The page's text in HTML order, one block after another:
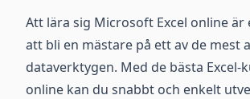
Att lära sig Microsoft Excel online
att bli en mästare på ett av de mest
dataverktygen. Med de bästa Excel-
online kan du snabbt och enkelt